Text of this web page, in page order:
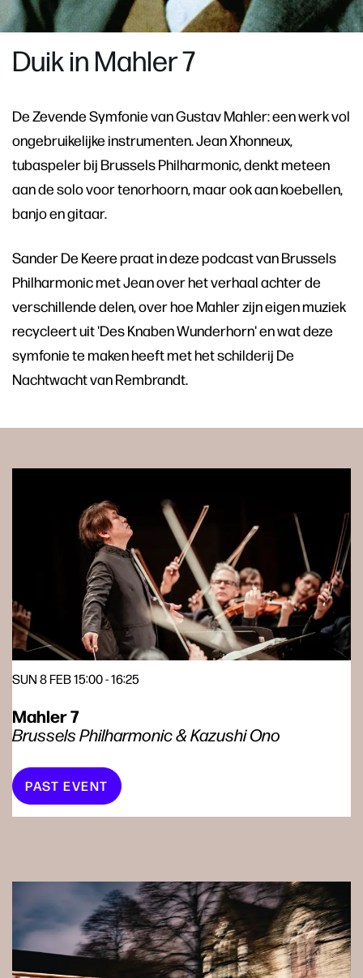
Duik in Mahler 7
De Zevende Symfonie van Gustav Mahler: een werk vol
ongebruikelijke instrumenten. Jean Xhonneux,
tubaspeler bij Brussels Philharmonic, denkt meteen
aan de solo voor tenorhoorn, maar ook aan koebellen,
banjo en gitaar.
Sander De Keere praat in deze podcast van Brussels
Philharmonic met Jean over het verhaal achter de
verschillende delen, over hoe Mahler zijn eigen muziek
recycleert uit 'Des Knaben Wunderhorn' en wat deze
symfonie te maken heeft met het schilderij De
Nachtwacht van Rembrandt.
Mahler 7
Brussels Philharmonic & Kazushi Ono
SUN 8 FEB15:00 - 16:25
PAST EVENT